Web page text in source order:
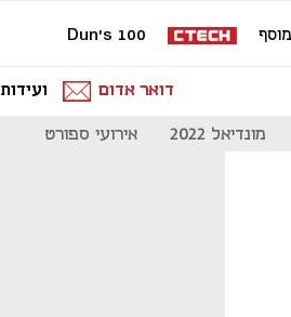
מוסף Dun's 100
דואר אדום ועידות
מונדיאל 2022 אירועי ספורט